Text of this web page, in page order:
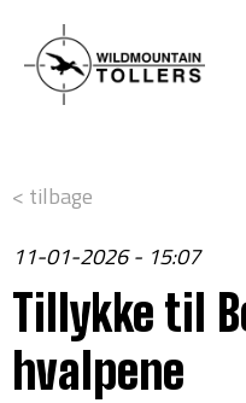
< tilbage
11-01-2026 - 15:07
Tillykke til
hvalpene